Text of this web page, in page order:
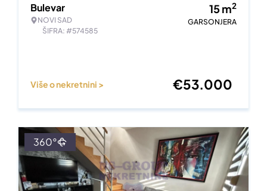
Bulevar
NOVI SAD
ŠIFRA: #574585
15m2
GARSONJERA
Više o nekretnini > €53.000
360°